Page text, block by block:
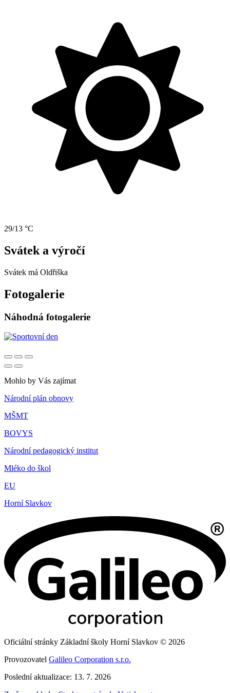
29/13 °C
Svátek a výročí
Svátek má Oldřiška
Fotogalerie
Náhodná fotogalerie
Mohlo by Vás zajímat
Národní plán obnovy
MŠMT
BOVYS
Národní pedagogický institut
Mléko do škol
EU
Horní Slavkov
Oficiální stránky Základní školy Horní Slavkov © 2026
Provozovatel Galileo Corporation s.r.o.
Poslední aktualizace: 13. 7. 2026